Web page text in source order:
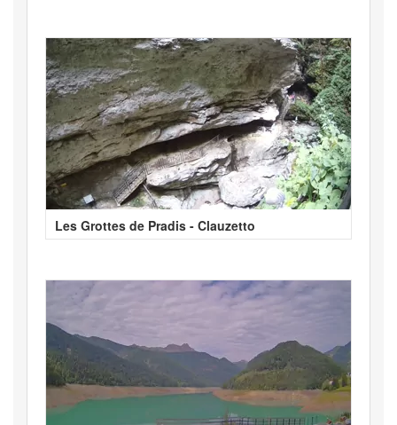
Les Grottes de Pradis - Clauzetto